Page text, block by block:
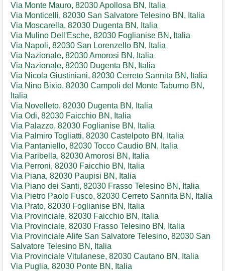
Via Monte Mauro, 82030 Apollosa BN, Italia
Via Monticelli, 82030 San Salvatore Telesino BN, Italia
Via Moscarella, 82030 Dugenta BN, Italia
Via Mulino Dell'Esche, 82030 Foglianise BN, Italia
Via Napoli, 82030 San Lorenzello BN, Italia
Via Nazionale, 82030 Amorosi BN, Italia
Via Nazionale, 82030 Dugenta BN, Italia
Via Nicola Giustiniani, 82030 Cerreto Sannita BN, Italia
Via Nino Bixio, 82030 Campoli del Monte Taburno BN,
Italia
Via Novelleto, 82030 Dugenta BN, Italia
Via Odi, 82030 Faicchio BN, Italia
Via Palazzo, 82030 Foglianise BN, Italia
Via Palmiro Togliatti, 82030 Castelpoto BN, Italia
Via Pantaniello, 82030 Tocco Caudio BN, Italia
Via Paribella, 82030 Amorosi BN, Italia
Via Perroni, 82030 Faicchio BN, Italia
Via Piana, 82030 Paupisi BN, Italia
Via Piano dei Santi, 82030 Frasso Telesino BN, Italia
Via Pietro Paolo Fusco, 82030 Cerreto Sannita BN, Italia
Via Prato, 82030 Foglianise BN, Italia
Via Provinciale, 82030 Faicchio BN, Italia
Via Provinciale, 82030 Frasso Telesino BN, Italia
Via Provinciale Alife San Salvatore Telesino, 82030 San
Salvatore Telesino BN, Italia
Via Provinciale Vitulanese, 82030 Cautano BN, Italia
Via Puglia, 82030 Ponte BN, Italia